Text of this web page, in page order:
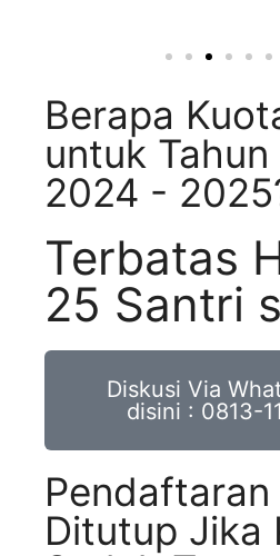
Berapa
untuk Tahun
2024 -
Terbatas
25 Santri
Diskusi Via
disini : 0813-
Pendaftaran
Ditutup Jika